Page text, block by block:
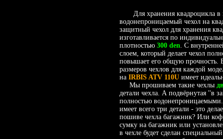
Для хранения квадроцикла в
водонепроницаемый чехол на
защитный чехол для хранения
изготавливается по
плотностью 300 den. С
слоем, который делает чехол
повышает его общую прочность.
размеров чехлов для каждой
на IRBIS ATV 110U имеет
Мы прошиваем такие чехлы
детали чехла. А подвёрнутая ''в
полностью водонепроницаемыми.
имеет всего три детали - это
пошиве чехла багажник? Или
сумку на багажник или
в чехле будет сделан